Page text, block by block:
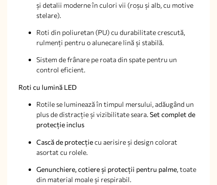
și detalii moderne în culori vii (roșu și alb, cu motive
stelare).
Roti din poliuretan (PU) cu durabilitate crescută,
rulmenți pentru o alunecare lină și stabilă.
Sistem de frânare pe roata din spate pentru un
control eficient.
Roti cu lumină LED
Rotile se luminează în timpul mersului, adăugând un
plus de distracție și vizibilitate seara. Set complet de
protecție inclus
Cască de protecțiecu aerisire și design colorat
asortat cu rolele.
Genunchiere, cotiere și protecții pentru palme, toate
din material moale și respirabil.